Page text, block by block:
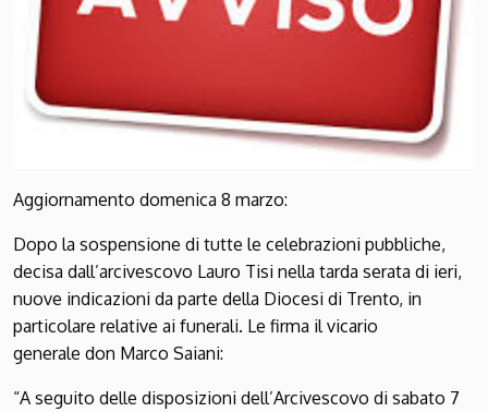
Aggiornamento domenica 8 marzo:
Dopo la sospensione di tutte le celebrazioni pubbliche,
decisa dall’arcivescovo Lauro Tisi nella tarda serata di ieri,
nuove indicazioni da parte della Diocesi di Trento, in
particolare relative ai funerali. Le firma il vicario
generale don Marco Saiani:
“A seguito delle disposizioni dell’Arcivescovo di sabato 7